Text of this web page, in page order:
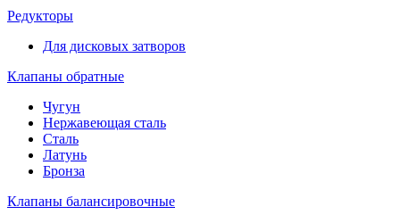
Редукторы
Для дисковых затворов
Клапаны обратные
Чугун
Нержавеющая сталь
Сталь
Латунь
Бронза
Клапаны балансировочные